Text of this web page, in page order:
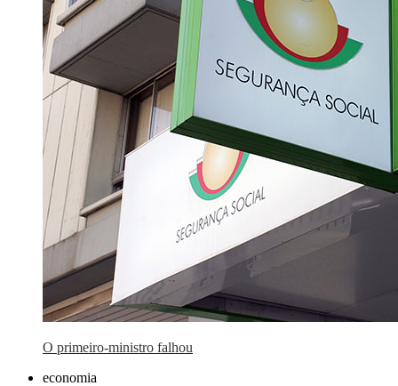
O primeiro-ministro falhou
economia